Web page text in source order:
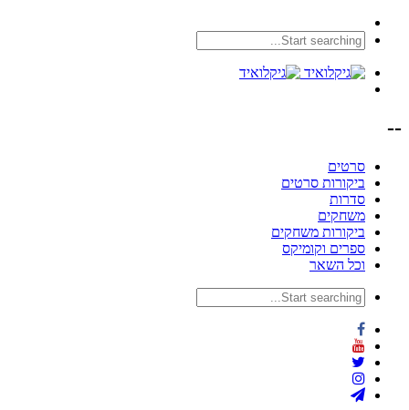
--
סרטים
ביקורות סרטים
סדרות
משחקים
ביקורות משחקים
ספרים וקומיקס
וכל השאר